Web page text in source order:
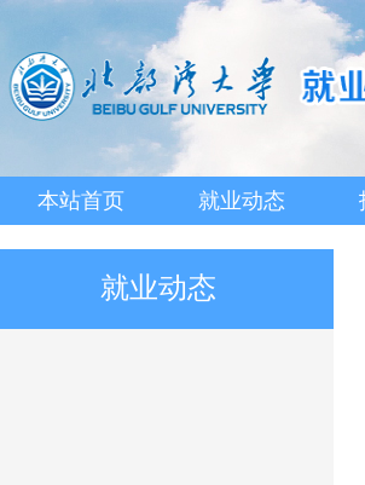
本站首页 就业动态
就业动态